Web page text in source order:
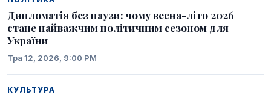
Дипломатія без паузи: чому весна-літо 2026
стане найважчим політичним сезоном для
України
Тра 12, 2026, 9:00 PM
КУЛЬТУРА